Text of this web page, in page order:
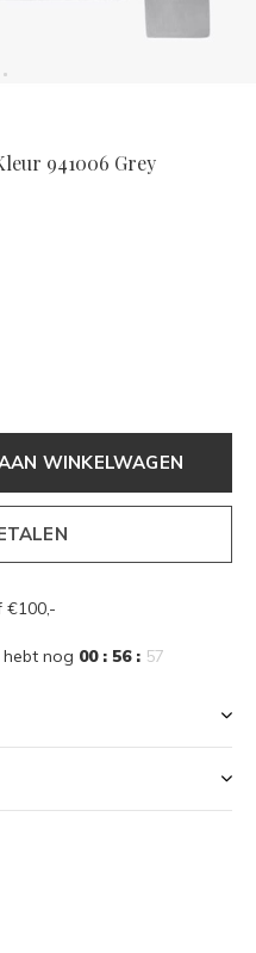
941006 Grey
WINKELWAGEN
€100,-
hebt nog 00 : 56 : 56